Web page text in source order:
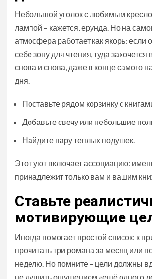
Небольшой уголок с любимым
лампой – кажется, ерунда. Но на
атмосфера работает как якорь: если
себе зону для чтения, туда захочется
снова и снова, даже в конце самого
дня.
Поставьте рядом корзинку с
Добавьте свечу или небольшие
Найдите пару теплых подушек.
Этот уют включает ассоциацию:
принадлежит только вам и вашим
Ставьте
мотивирующие
Иногда помогает простой список: к
прочитать три романа за месяц или
неделю. Но помните – цели должны
не душить ощущением «ещё одного